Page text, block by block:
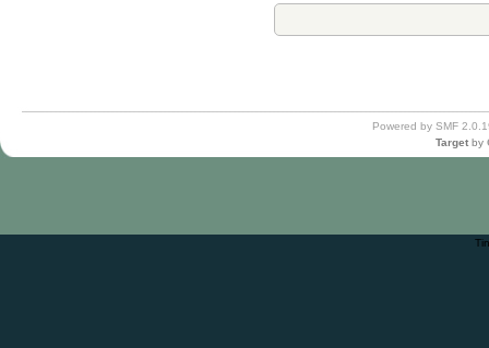
Powered by SMF
Target by